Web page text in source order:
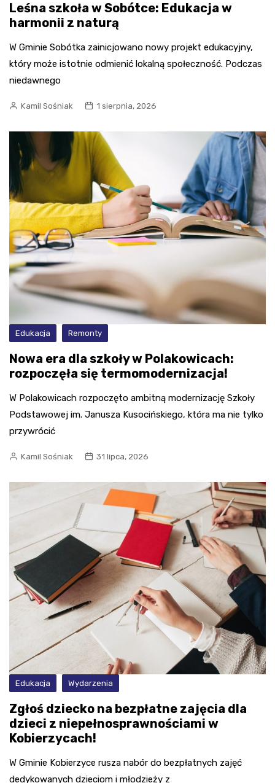
Leśna szkoła w Sobótce: Edukacja w
harmonii z naturą
W Gminie Sobótka zainicjowano nowy projekt edukacyjny,
który może istotnie odmienić lokalną społeczność. Podczas
niedawnego
Kamil Sośniak 1 sierpnia, 2026
Edukacja Remonty
Nowa era dla szkoły w Polakowicach:
rozpoczęła się termomodernizacja!
W Polakowicach rozpoczęto ambitną modernizację Szkoły
Podstawowej im. Janusza Kusocińskiego, która ma nie tylko
przywrócić
Kamil Sośniak 31 lipca, 2026
Edukacja Wydarzenia
Zgłoś dziecko na bezpłatne zajęcia dla
dzieci z niepełnosprawnościami w
Kobierzycach!
W Gminie Kobierzyce rusza nabór do bezpłatnych zajęć
dedykowanych dzieciom i młodzieży z